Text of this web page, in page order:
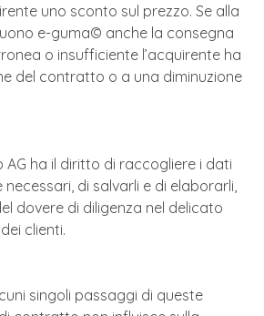
uno sconto sul prezzo. Se alla
e-guma© anche la consegna
o insufficiente l’acquirente ha
del contratto o a una diminuzione
AG ha il diritto di raccogliere i dati
di salvarli e di elaborarli,
dovere di diligenza nel delicato
clienti.
singoli passaggi di queste